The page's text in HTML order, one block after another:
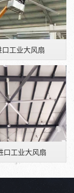
工业大风扇
口工业大风扇